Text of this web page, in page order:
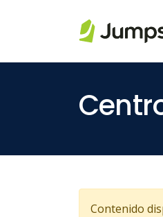
Saltar al contenido principal
Contenido